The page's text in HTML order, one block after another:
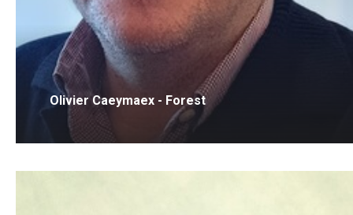
Olivier Caeymaex - Forest